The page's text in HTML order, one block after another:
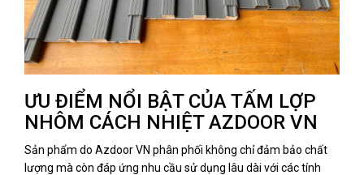
ƯU ĐIỂM NỔI BẬT CỦA TẤM LỢP
NHÔM CÁCH NHIỆT AZDOOR VN
Sản phẩm do Azdoor VN phân phối không chỉ đảm bảo chất
lượng mà còn đáp ứng nhu cầu sử dụng lâu dài với các tính